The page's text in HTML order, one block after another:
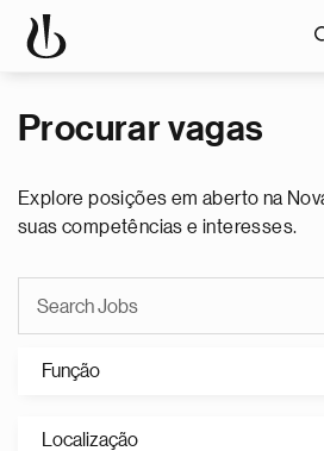
Procurar vagas
Explore posições em aberto na
suas competências e interesses.
Função
Localização